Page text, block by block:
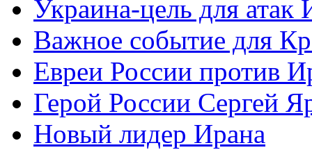
Украина-цель для атак
Важное событие для
Евреи России против
Герой России Сергей
Новый лидер Ирана